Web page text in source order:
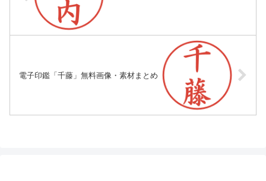
電子印鑑「千藤」無料画像・素材まとめ